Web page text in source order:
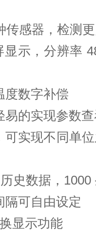
传感器，检测
示，分辨率
度数字补偿
易的实现参数
可实现不同单
史数据，1000
隔可自由设定
显示功能